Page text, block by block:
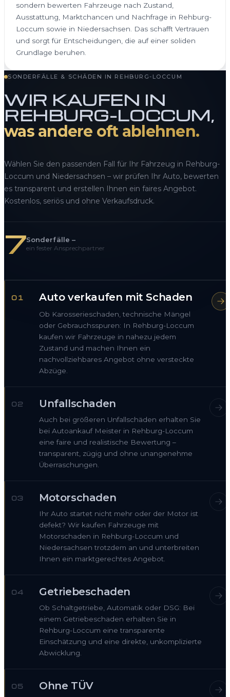
sondern bewerten Fahrzeuge nach Zustand,
Ausstattung, Marktchancen und Nachfrage in Rehburg-
Loccum sowie in Niedersachsen. Das schafft Vertrauen
und sorgt für Entscheidungen, die auf einer soliden
Grundlage beruhen.
SONDERFÄLLE & SCHÄDEN IN REHBURG-LOCCUM
WIR KAUFEN IN
REHBURG-LOCCUM,
was andere oft ablehnen.
Wählen Sie den passenden Fall für Ihr Fahrzeug in Rehburg-
Loccum und Niedersachsen – wir prüfen Ihr Auto, bewerten
es transparent und erstellen Ihnen ein faires Angebot.
Kostenlos, seriös und ohne Verkaufsdruck.
7Sonderfälle –
ein fester Ansprechpartner
01 Auto verkaufen mit Schaden
Ob Karosserieschaden, technische Mängel
oder Gebrauchsspuren: In Rehburg-Loccum
kaufen wir Fahrzeuge in nahezu jedem
Zustand und machen Ihnen ein
nachvollziehbares Angebot ohne versteckte
Abzüge.
02 Unfallschaden
Auch bei größeren Unfallschäden erhalten Sie
bei Autoankauf Meister in Rehburg-Loccum
eine faire und realistische Bewertung –
transparent, zügig und ohne unangenehme
Überraschungen.
03 Motorschaden
Ihr Auto startet nicht mehr oder der Motor ist
defekt? Wir kaufen Fahrzeuge mit
Motorschaden in Rehburg-Loccum und
Niedersachsen trotzdem an und unterbreiten
Ihnen ein marktgerechtes Angebot.
04 Getriebeschaden
Ob Schaltgetriebe, Automatik oder DSG: Bei
einem Getriebeschaden erhalten Sie in
Rehburg-Loccum eine transparente
Einschätzung und eine direkte, unkomplizierte
Abwicklung.
05 Ohne TÜV